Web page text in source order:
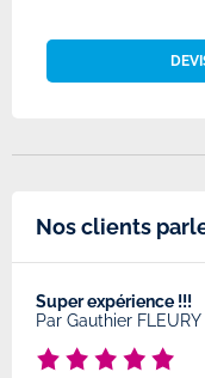
Nos clients
Super expérience !!!
Par Gauthier FLEURY